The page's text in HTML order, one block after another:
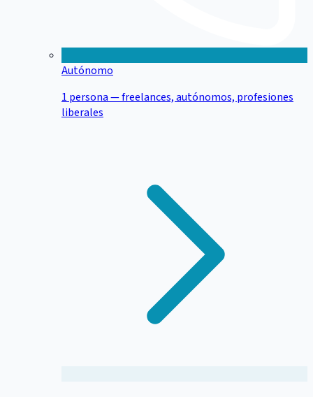
Autónomo
1 persona — freelances, autónomos, profesiones
liberales